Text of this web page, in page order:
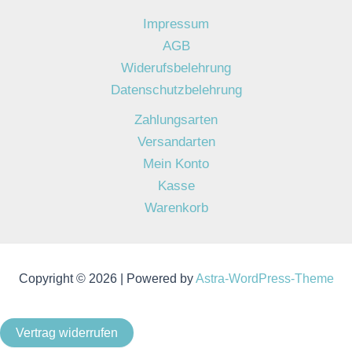
Impressum
AGB
Widerufsbelehrung
Datenschutzbelehrung
Zahlungsarten
Versandarten
Mein Konto
Kasse
Warenkorb
Copyright © 2026 | Powered byAstra-WordPress-Theme
Vertrag widerrufen